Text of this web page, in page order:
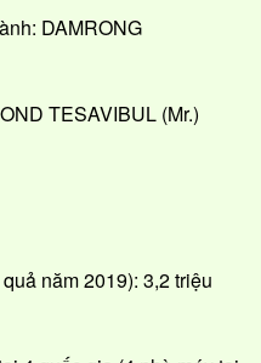
DAMRONG
TESAVIBUL (Mr.)
năm 2019): 3,2 triệu